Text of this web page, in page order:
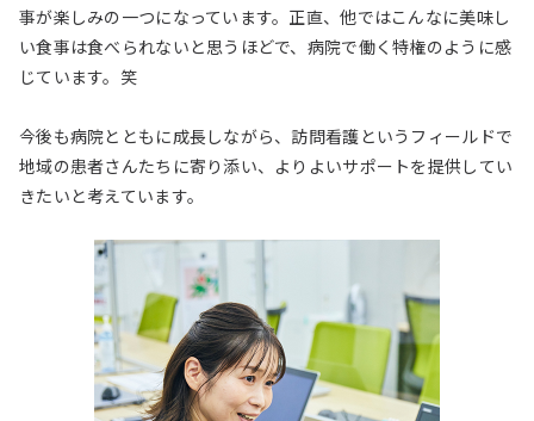
事が楽しみの一つになっています。正直、他ではこんなに美味し
い食事は食べられないと思うほどで、病院で働く特権のように感
じています。笑
今後も病院とともに成長しながら、訪問看護というフィールドで
地域の患者さんたちに寄り添い、よりよいサポートを提供してい
きたいと考えています。